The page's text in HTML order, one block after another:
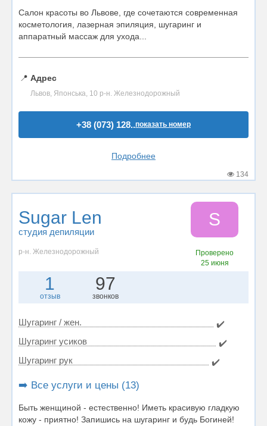
Салон красоты во Львове, где сочетаются современная
косметология, лазерная эпиляция, шугаринг и
аппаратный массаж для ухода...
📍 Адрес
Львов, Японська, 10 р-н. Железнодорожный
+38 (073) 128..показать номер
Подробнее
134
Sugar Len
студия депиляции
S
р-н. Железнодорожный
Проверено
25 июня
1
отзыв
97
звонков
Шугаринг / жен.
✔️
Шугаринг усиков
✔️
Шугаринг рук
✔️
➡️ Все услуги и цены (13)
Быть женщиной - естественно! Иметь красивую гладкую
кожу - приятно! Запишись на шугаринг и будь Богиней!